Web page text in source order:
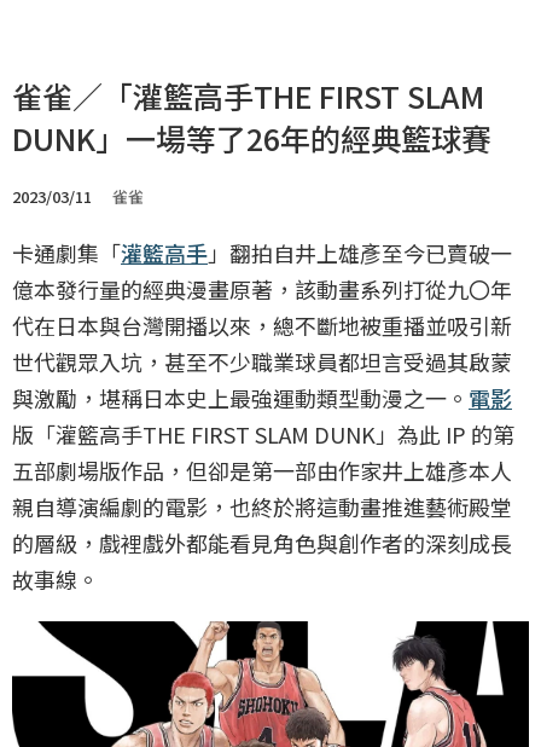
雀雀／「灌籃高手THE FIRST SLAM
DUNK」一場等了26年的經典籃球賽
2023/03/11 雀雀
卡通劇集「灌籃高手」翻拍自井上雄彥至今已賣破一
億本發行量的經典漫畫原著，該動畫系列打從九〇年
代在日本與台灣開播以來，總不斷地被重播並吸引新
世代觀眾入坑，甚至不少職業球員都坦言受過其啟蒙
與激勵，堪稱日本史上最強運動類型動漫之一。 電影
版「灌籃高手THE FIRST SLAM DUNK」為此 IP 的第
五部劇場版作品，但卻是第一部由作家井上雄彥本人
親自導演編劇的電影，也終於將這動畫推進藝術殿堂
的層級，戲裡戲外都能看見角色與創作者的深刻成長
故事線。